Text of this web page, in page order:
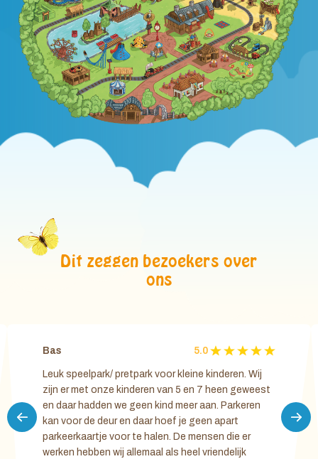
Dit zeggen bezoekers over
ons
Bas 5.0
Leuk speelpark/ pretpark voor kleine kinderen. Wij
zijn er met onze kinderen van 5 en 7 heen geweest
en daar hadden we geen kind meer aan. Parkeren
kan voor de deur en daar hoef je geen apart
parkeerkaartje voor te halen. De mensen die er
werken hebben wij allemaal als heel vriendelijk